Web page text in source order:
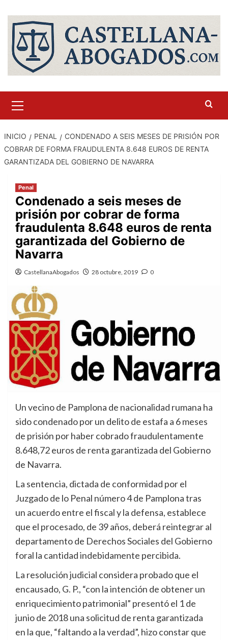
contenido
primario
INICIO PENAL
CONDENADO A SEIS MESES DE PRISIÓN POR
COBRAR DE FORMA FRAUDULENTA 8.648 EUROS DE RENTA
GARANTIZADA DEL GOBIERNO DE NAVARRA
Penal
Condenado a seis meses de
prisión por cobrar de forma
fraudulenta 8.648 euros de renta
garantizada del Gobierno de
Navarra
CastellanaAbogados 28 octubre, 2019 0
Un vecino de Pamplona de nacionalidad rumana ha
sido condenado por un delito de estafa a 6 meses
de prisión por haber cobrado fraudulentamente
8.648,72 euros de renta garantizada del Gobierno
de Navarra.
La sentencia, dictada de conformidad por el
Juzgado de lo Penal número 4 de Pamplona tras
un acuerdo entre el fiscal y la defensa, establece
que el procesado, de 39 años, deberá reintegrar al
departamento de Derechos Sociales del Gobierno
foral la cantidad indebidamente percibida.
La resolución judicial considera probado que el
encausado, G. P., “con la intención de obtener un
enriquecimiento patrimonial” presentó el 1 de
junio de 2018 una solicitud de renta garantizada
en la que, “faltando a la verdad”, hizo constar que